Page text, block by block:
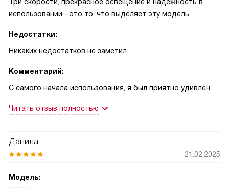
использовании - это то, что выделяет эту модель.
Недостатки:
Никаких недостатков не заметил.
Комментарий:
С самого начала использования, я был приятно удивлен
вытяжки. Она идеально вписывается в интерьер моей
использовании. Мне особенно нравится, что управление
Читать отзыв полностью
Данила
21.02.2025
Модель: